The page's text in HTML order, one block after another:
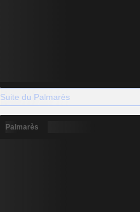
Suite du Palmarès
Palmarès